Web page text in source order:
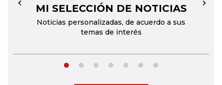
MI SELECCIÓN DE NOTICIAS
Noticias personalizadas, de acuerdo a sus
temas de interés
← →